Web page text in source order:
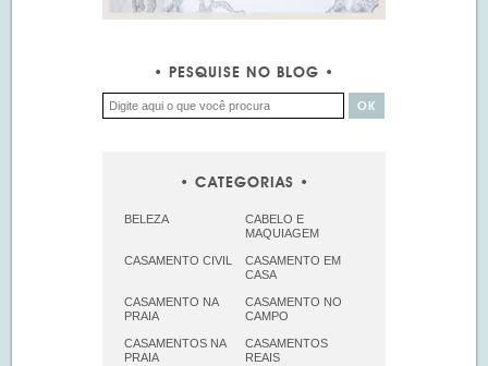
PESQUISE NO BLOG
CATEGORIAS
BELEZA
CABELO E
MAQUIAGEM
CASAMENTO CIVIL
CASAMENTO EM
CASA
CASAMENTO NA
PRAIA
CASAMENTO NO
CAMPO
CASAMENTOS NA
PRAIA
CASAMENTOS
REAIS